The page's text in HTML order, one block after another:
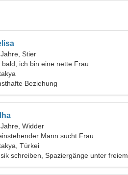
Stier
bald, ich bin eine nette Frau
Beziehung
Widder
Mann sucht Frau
Türkei
schreiben, Spaziergänge unter freiem